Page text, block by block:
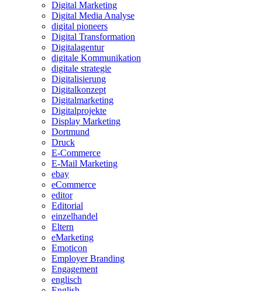
Digital Marketing
Digital Media Analyse
digital pioneers
Digital Transformation
Digitalagentur
digitale Kommunikation
digitale strategie
Digitalisierung
Digitalkonzept
Digitalmarketing
Digitalprojekte
Display Marketing
Dortmund
Druck
E-Commerce
E-Mail Marketing
ebay
eCommerce
editor
Editorial
einzelhandel
Eltern
eMarketing
Emoticon
Employer Branding
Engagement
englisch